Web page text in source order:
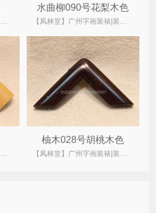
【凤林堂】广州字画装裱|装裱店|裱画|书画装裱|国画装裱
水曲柳090号花梨木色
【凤林堂】广州字画装裱|装裱店|裱画|书画装裱|国画装裱
【凤林堂】广州字画装裱|装裱店|裱画|书画装裱|国画装裱
柚木028号胡桃木色
【凤林堂】广州字画装裱|装裱店|裱画|书画装裱|国画装裱